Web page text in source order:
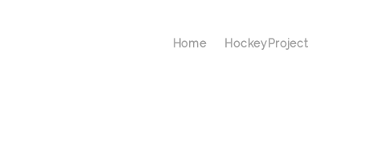
Home HockeyProject